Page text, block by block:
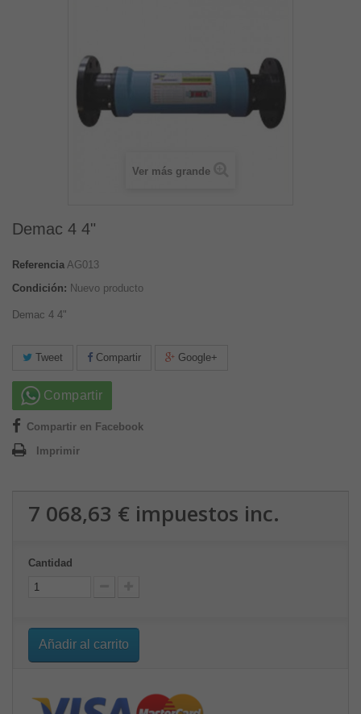
Ver más grande
Demac 4 4"
Referencia AG013
Condición: Nuevo producto
Demac 4 4"
Tweet Compartir Google+
Compartir
Compartir en Facebook
Imprimir
7 068,63 € impuestos inc.
Cantidad
Añadir al carrito